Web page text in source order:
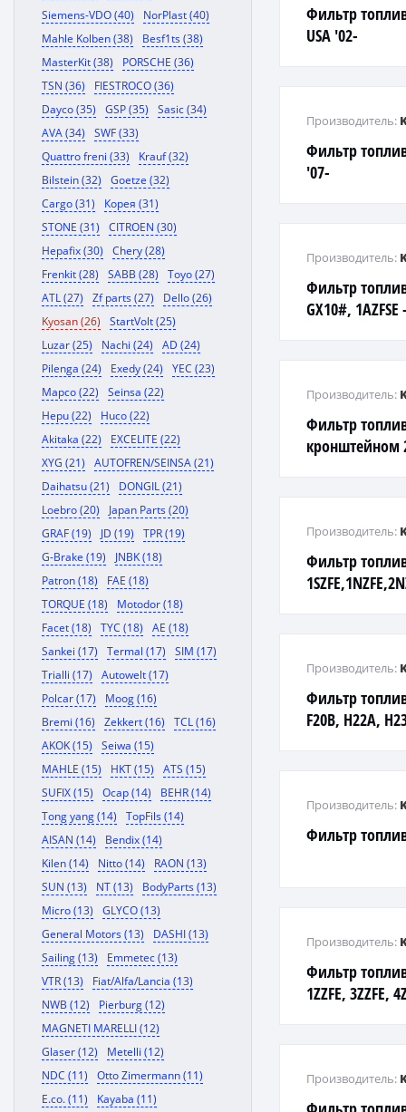
Siemens-VDO (40)
NorPlast (40)
Mahle Kolben (38)
Besf1ts (38)
MasterKit (38)
PORSCHE (36)
TSN (36)
FIESTROCO (36)
Dayco (35)
GSP (35)
Sasic (34)
AVA (34)
SWF (33)
Quattro freni (33)
Krauf (32)
Bilstein (32)
Goetze (32)
Cargo (31)
Корея (31)
STONE (31)
CITROEN (30)
Hepafix (30)
Chery (28)
Frenkit (28)
SABB (28)
Toyo (27)
ATL (27)
Zf parts (27)
Dello (26)
Kyosan (26)
StartVolt (25)
Luzar (25)
Nachi (24)
AD (24)
Pilenga (24)
Exedy (24)
YEC (23)
Mapco (22)
Seinsa (22)
Hepu (22)
Huco (22)
Akitaka (22)
EXCELITE (22)
XYG (21)
AUTOFREN/SEINSA (21)
Daihatsu (21)
DONGIL (21)
Loebro (20)
Japan Parts (20)
GRAF (19)
JD (19)
TPR (19)
G-Brake (19)
JNBK (18)
Patron (18)
FAE (18)
TORQUE (18)
Motodor (18)
Facet (18)
TYC (18)
AE (18)
Sankei (17)
Termal (17)
SIM (17)
Trialli (17)
Autowelt (17)
Polcar (17)
Moog (16)
Bremi (16)
Zekkert (16)
TCL (16)
AKOK (15)
Seiwa (15)
MAHLE (15)
HKT (15)
ATS (15)
SUFIX (15)
Ocap (14)
BEHR (14)
Tong yang (14)
TopFils (14)
AISAN (14)
Bendix (14)
Kilen (14)
Nitto (14)
RAON (13)
SUN (13)
NT (13)
BodyParts (13)
Micro (13)
GLYCO (13)
General Motors (13)
DASHI (13)
Sailing (13)
Emmetec (13)
VTR (13)
Fiat/Alfa/Lancia (13)
NWB (12)
Pierburg (12)
MAGNETI MARELLI (12)
Glaser (12)
Metelli (12)
NDC (11)
Otto Zimermann (11)
E.co. (11)
Kayaba (11)
Фильтр
USA '02-
Фильтр
'07-
Производитель:
Фильтр
GX10#,
Производитель:
Фильтр
кронштейном
Производитель:
Фильтр
Производитель:
Фильтр
F20B, H22A,
Производитель:
Фильтр
Производитель:
Фильтр
1ZZFE, 3ZZFE,
Производитель:
Производитель: